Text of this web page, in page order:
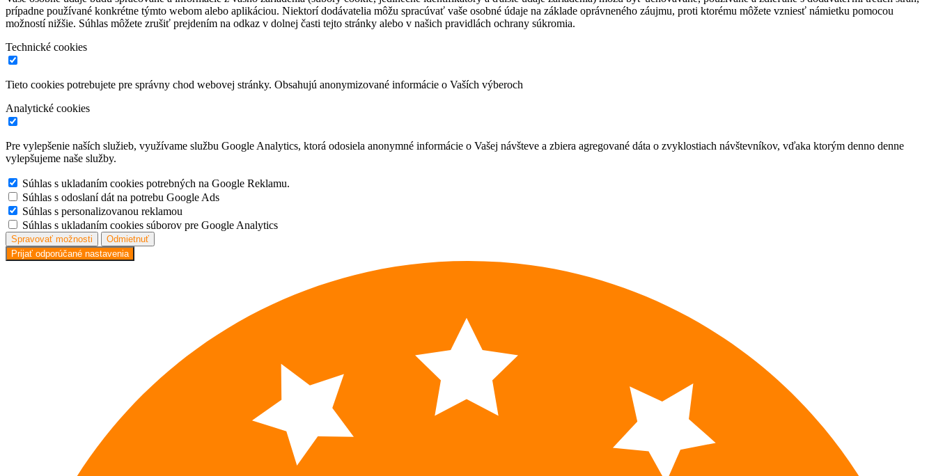
prípadne používané konkrétne týmto webom alebo aplikáciou. Niektorí dodávatelia môžu spracúvať vaše osobné údaje na základe oprávneného záujmu, proti ktorému môžete vzniesť námietku pomocou
možností nižšie. Súhlas môžete zrušiť prejdením na odkaz v dolnej časti tejto stránky alebo v našich pravidlách ochrany súkromia.
Technické cookies
Tieto cookies potrebujete pre správny chod webovej stránky. Obsahujú anonymizované informácie o Vaších výberoch
Analytické cookies
Pre vylepšenie naších služieb, využívame službu Google Analytics, ktorá odosiela anonymné informácie o Vašej návšteve a zbiera agregované dáta o zvyklostiach návštevníkov, vďaka ktorým denno denne
vylepšujeme naše služby.
Súhlas s ukladaním cookies potrebných na Google Reklamu.
Súhlas s odoslaní dát na potrebu Google Ads
Súhlas s personalizovanou reklamou
Súhlas s ukladaním cookies súborov pre Google Analytics
Spravovať možnosti
Odmietnuť
Prijať odporúčané nastavenia